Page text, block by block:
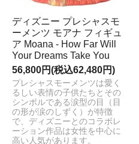
ディズニー プレシャスモ
ーメンツ モアナ フィギュ
ア Moana - How Far Will
Your Dreams Take You
56,800円(税込62,480円)
プレシャスモーメンツは愛く
るしい表情の子供たちとその
シンボルである涙型の目（目
の形が涙のしずく）が特徴
で、ディズニーとのコラボレ
ーション作品は女性を中心に
高い人気があります。